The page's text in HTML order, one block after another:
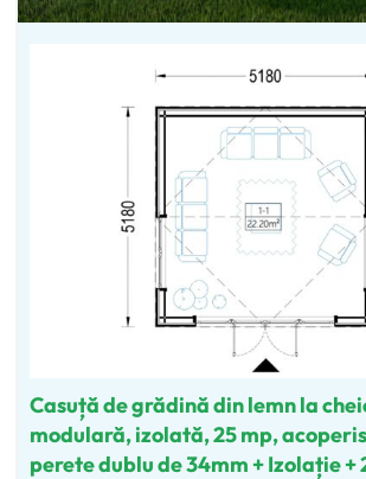
Casuță de grădină din lemn la
modulară, izolată, 25 mp,
perete dublu de 34mm + Izolație +